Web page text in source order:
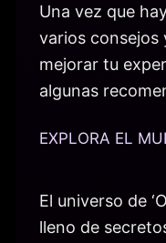
Una vez que
varios consejos
mejorar tu
algunas
EXPLORA EL
El universo de
lleno de